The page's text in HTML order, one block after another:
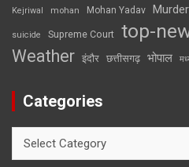
Kejriwal mohan Mohan Yadav Murder
suicide Supreme Court top-
Weather इंदौर छत्तीसगढ़ भोपाल
Categories